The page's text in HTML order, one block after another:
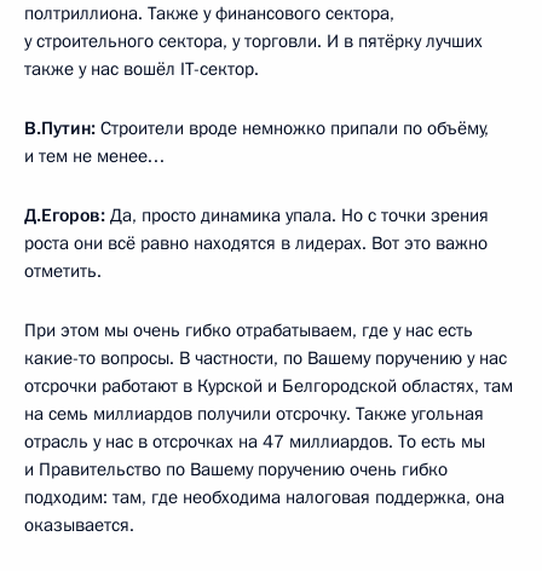
полтриллиона. Также у финансового сектора,
у строительного сектора, у торговли. И в пятёрку лучших
также у нас вошёл IT-сектор.
В.Путин: Строители вроде немножко припали по объёму,
и тем не менее…
Д.Егоров: Да, просто динамика упала. Но с точки зрения
роста они всё равно находятся в лидерах. Вот это важно
отметить.
При этом мы очень гибко отрабатываем, где у нас есть
какие-то вопросы. В частности, по Вашему поручению у нас
отсрочки работают в Курской и Белгородской областях, там
на семь миллиардов получили отсрочку. Также угольная
отрасль у нас в отсрочках на 47 миллиардов. То есть мы
и Правительство по Вашему поручению очень гибко
подходим: там, где необходима налоговая поддержка, она
оказывается.